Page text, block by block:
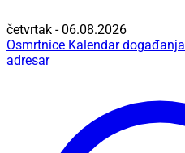
četvrtak - 06.08.2026
Osmrtnice Kalendar događanja
adresar